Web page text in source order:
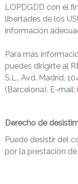
LOPDGDD con el
libertades de los
información
Para más
puedes dirigirte al
S.L.. Avd. Madrid,
(Barcelona). E-mail:
Derecho de
Puede desistir del
por la prestación